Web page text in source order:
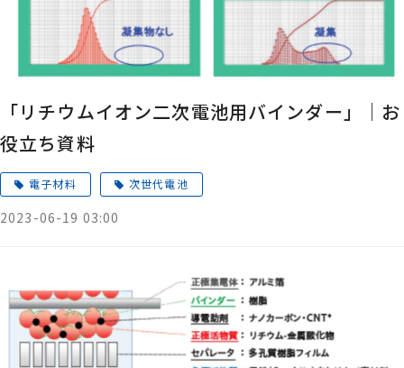
「リチウムイオン二次電池用バインダー」｜お
役立ち資料
電子材料 次世代電池
2023-06-19 03:00